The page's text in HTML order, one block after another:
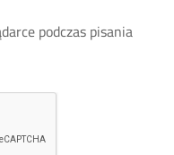
podczas pisania